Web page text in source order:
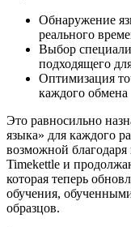
Обнаружение
реального
Выбор
подходящего
Оптимизация
каждого обмена
Это равносильно
языка» для каждого
возможной
Timekettle и
которая теперь
обучения,
образцов.